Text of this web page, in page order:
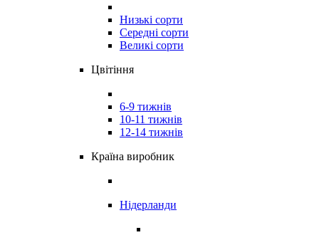
Низькі сорти
Середні сорти
Великі сорти
Цвітіння
6-9 тижнів
10-11 тижнів
12-14 тижнів
Країна виробник
Нідерланди